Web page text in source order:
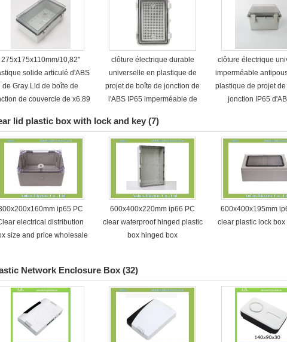
275x175x110mm/10,82"
solide articulé d'ABS
de Gray Lid de boîte de
de couvercle de x6.89
clôture électrique durable
universelle en plastique de
projet de boîte de jonction de
l'ABS IP65 imperméable de
serrure et la clé
clôture électrique
imperméable
plastique de projet
jonction IP65
lid plastic box with lock and key (7)
ip65 PC
electrical distribution
size and price wholesale
600x400x220mm ip66 PC
clear waterproof hinged plastic
box hinged box
600x400x195mm
clear plastic lock box
Network Enclosure Box (32)